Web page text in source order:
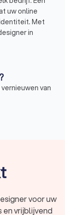
uw online
Met
in
van
deze
actualiseren.
voor uw
vrijblijvend